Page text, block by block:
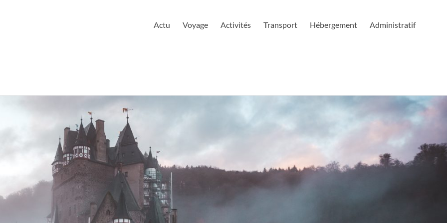
Actu Voyage Activités Transport Hébergement Administratif